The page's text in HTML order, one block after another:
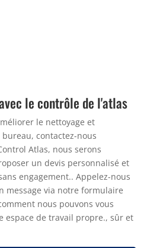
le contrôle de l'atlas
le nettoyage et
contactez-nous
Atlas, nous serons
un devis personnalisé et
engagement.. Appelez-nous
message via notre formulaire
nous pouvons vous
espace de travail propre., sûr et